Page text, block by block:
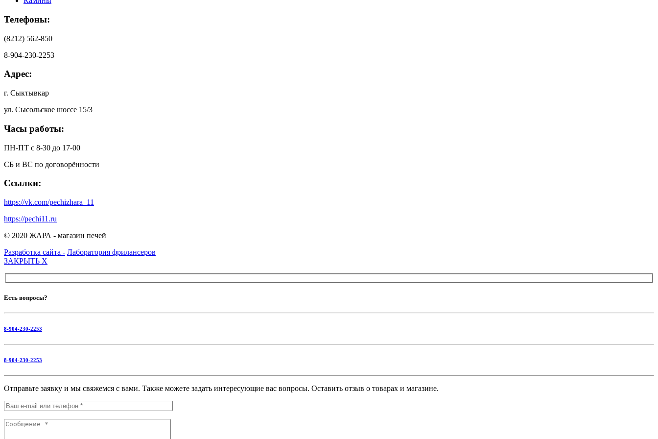
Телефоны:
(8212) 562-850
8-904-230-2253
Адрес:
г. Сыктывкар
ул. Сысольское шоссе 15/3
Часы работы:
ПН-ПТ с 8-30 до 17-00
СБ и ВС по договорённости
Ссылки:
https://vk.com/pechizhara_11
https://pechi11.ru
© 2020 ЖАРА - магазин печей
Разработка сайта - Лаборатория фрилансеров
ЗАКРЫТЬ X
Есть вопросы?
8-904-230-2253
8-904-230-2253
Отправьте заявку и мы свяжемся с вами. Также можете задать интересующие вас вопросы. Оставить отзыв о товарах и магазине.